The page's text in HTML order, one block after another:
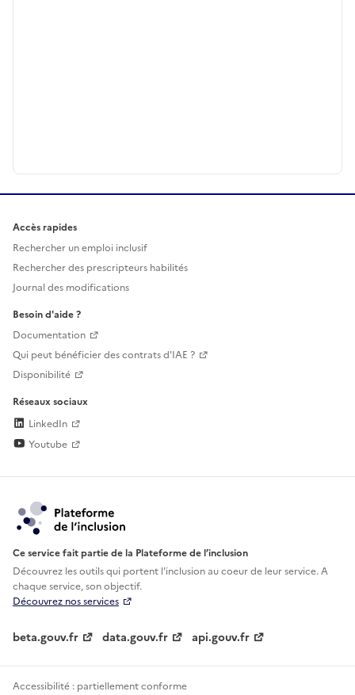
Accès rapides
Rechercher un emploi inclusif
Rechercher des prescripteurs habilités
Journal des modifications
Besoin d'aide ?
Documentation
Qui peut bénéficier des contrats d'IAE ?
Disponibilité
Réseaux sociaux
LinkedIn
Youtube
Ce service fait partie de la Plateforme de l’inclusion
Découvrez les outils qui portent l'inclusion aucoeur de leur service. A
chaque service, son objectif.
Découvrez nos services
beta.gouv.fr data.gouv.fr api.gouv.fr
Accessibilité : partiellement conforme